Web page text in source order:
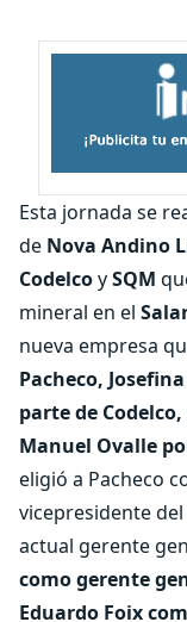
Esta jornada se
de Nova Andino
CodelcoySQM
mineral en el
nueva empresa
Pacheco,
parte de
Manuel Ovalle
eligió a Pacheco
vicepresidente
actual gerente
como gerente
Eduardo Foix